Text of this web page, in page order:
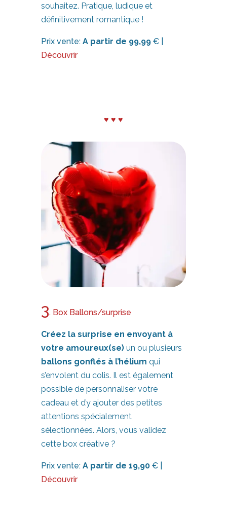
souhaitez. Pratique, ludique et
définitivement romantique !
Prix vente: A partir de 99,99 € |
Découvrir
♥ ♥ ♥
3. Box Ballons/surprise
Créez la surprise en envoyant à
votre amoureux(se)un ou plusieurs
ballons gonflés à l’hélium qui
s’envolent du colis. Il est également
possible de personnaliser votre
cadeau et d’y ajouter des petites
attentions spécialement
sélectionnées. Alors, vous validez
cette box créative ?
Prix vente: A partir de 19,90 € |
Découvrir